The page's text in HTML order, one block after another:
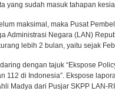
yang sudah masuk tahapan
maksimal, maka Pusat
Administrasi Negara (LAN)
lebih 2 bulan, yaitu sejak
dengan tajuk “Ekspose
112 di Indonesia”. Ekspose
Madya dari Pusjar SKPP LAN-